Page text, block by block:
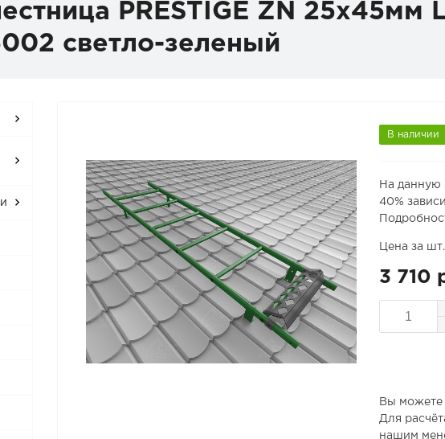
PRESTIGE ZN 25x45мм
светло-зеленый
В наличии
На данную
40%
Цена за шт.
3 710
Вы можете
Для
нашим